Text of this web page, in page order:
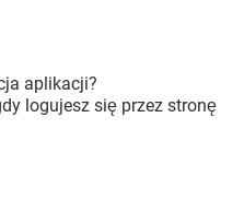
aplikacji?
logujesz się przez stronę